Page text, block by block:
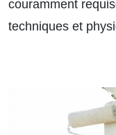
couramment
techniques et